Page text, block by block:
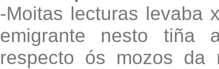
-Moitas lecturas levaba
emigrante nesto tiña
respecto ós mozos da